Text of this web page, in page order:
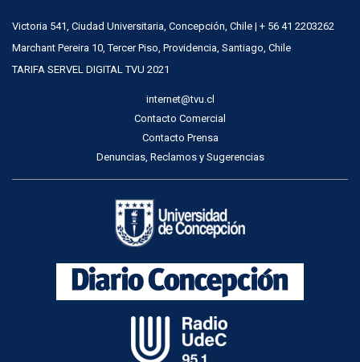
Victoria 541, Ciudad Universitaria, Concepción, Chile | + 56 41 2203262
Marchant Pereira 10, Tercer Piso, Providencia, Santiago, Chile
TARIFA SERVEL DIGITAL TVU 2021
internet@tvu.cl
Contacto Comercial
Contacto Prensa
Denuncias, Reclamos y Sugerencias